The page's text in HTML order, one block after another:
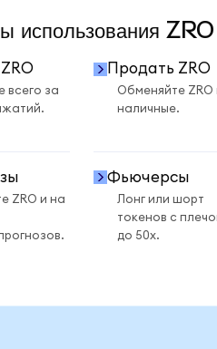
использования
всего за
Продать ZRO
Обменяйте ZRO
наличные.
ZRO и на
Фьючерсы
Лонг или шорт
токенов с
до 50x.